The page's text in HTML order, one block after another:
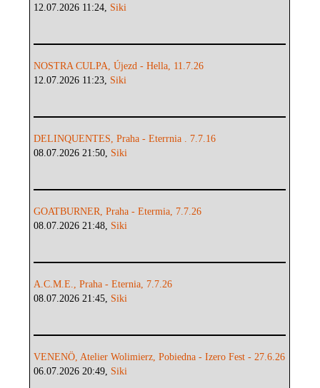
12.07.2026 11:24, Siki
NOSTRA CULPA, Újezd - Hella, 11.7.26
12.07.2026 11:23, Siki
DELINQUENTES, Praha - Eterrnia . 7.7.16
08.07.2026 21:50, Siki
GOATBURNER, Praha - Etermia, 7.7.26
08.07.2026 21:48, Siki
A.C.M.E., Praha - Eternia, 7.7.26
08.07.2026 21:45, Siki
VENENÖ, Atelier Wolimierz, Pobiedna - Izero Fest - 27.6.26
06.07.2026 20:49, Siki